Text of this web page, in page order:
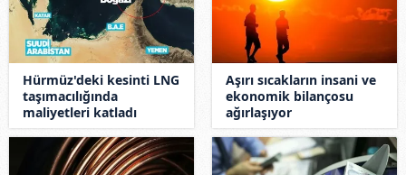
Hürmüz'deki kesinti LNG
taşımacılığında
maliyetleri katladı
Aşırı sıcakların insani ve
ekonomik bilançosu
ağırlaşıyor